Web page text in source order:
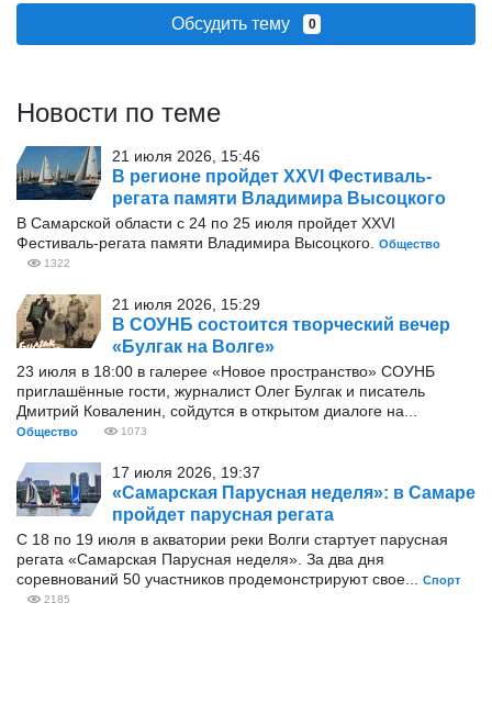
Обсудить тему 0
Новости по теме
21 июля 2026, 15:46
В регионе пройдет XXVI Фестиваль-
регата памяти Владимира Высоцкого
В Самарской области с 24 по 25 июля пройдет XXVI
Фестиваль-регата памяти Владимира Высоцкого.
Общество
1322
21 июля 2026, 15:29
В СОУНБ состоится творческий вечер
«Булгак на Волге»
23 июля в 18:00 в галерее «Новое пространство» СОУНБ
приглашённые гости, журналист Олег Булгак и писатель
Дмитрий Коваленин, сойдутся в открытом диалоге на...
Общество 1073
17 июля 2026, 19:37
«Самарская Парусная неделя»: в Самаре
пройдет парусная регата
С 18 по 19 июля в акватории реки Волги стартует парусная
регата «Самарская Парусная неделя». За два дня
соревнований 50 участников продемонстрируют свое...
Спорт
2185